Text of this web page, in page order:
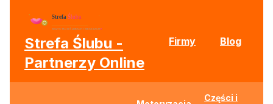
Strefa Ślubu -
Partnerzy Online
Firmy Blog
Części i